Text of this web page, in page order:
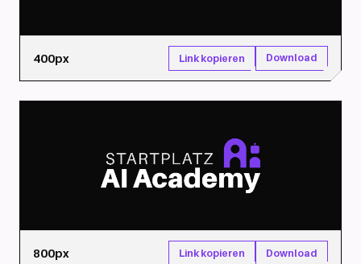
400px Link kopieren Download
800px Link kopieren Download